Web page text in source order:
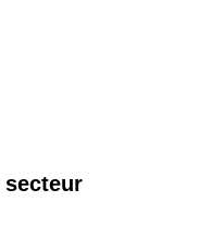
secteur